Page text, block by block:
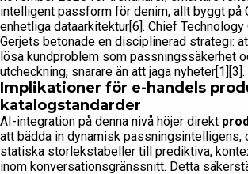
intelligent passform för denim, allt byggt på
enhetliga dataarkitektur[6]. Chief Technology
Gerjets betonade en disciplinerad strategi:
lösa kundproblem som passningssäkerhet
utcheckning, snarare än att jaga nyheter[1][3].
Implikationer för e-handels
katalogstandarder
AI-integration på denna nivå höjer direkt
att bädda in dynamisk passningsintelligens,
statiska storlekstabeller till prediktiva,
inom konversationsgränssnitt. Detta